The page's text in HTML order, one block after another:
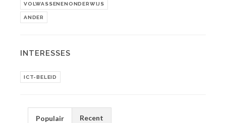
VOLWASSENENONDERWIJS
ANDER
INTERESSES
ICT-BELEID
Populair Recent